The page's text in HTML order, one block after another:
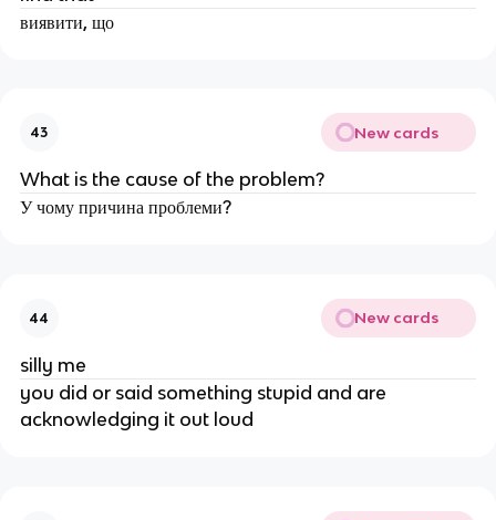
виявити, що
43 New cards
What is the cause of the problem?
У чому причина проблеми?
44 New cards
silly me
you did or said something stupid and are
acknowledging it out loud